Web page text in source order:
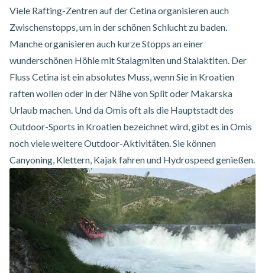
Viele Rafting-Zentren auf der Cetina organisieren auch
Zwischenstopps, um in der schönen Schlucht zu baden.
Manche organisieren auch kurze Stopps an einer
wunderschönen Höhle mit Stalagmiten und Stalaktiten. Der
Fluss Cetina ist ein absolutes Muss, wenn Sie in Kroatien
raften wollen oder in der Nähe von Split oder Makarska
Urlaub machen. Und da Omis oft als die Hauptstadt des
Outdoor-Sports in Kroatien bezeichnet wird, gibt es in Omis
nochvieleweitere Outdoor-Aktivitäten.Sie können
Canyoning, Klettern, Kajak fahren und Hydrospeed genießen.